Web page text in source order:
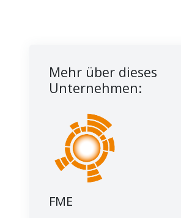
Mehr über dieses
Unternehmen:
FME